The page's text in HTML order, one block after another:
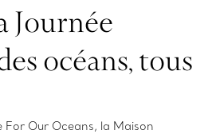
Journée
océans, tous
For Our Oceans, la Maison